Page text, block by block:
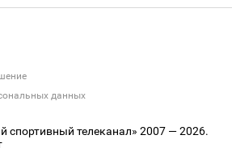
данных
телеканал» 2007 — 2026.